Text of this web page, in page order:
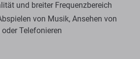
und breiter Frequenzbereich
von Musik, Ansehen von
Telefonieren